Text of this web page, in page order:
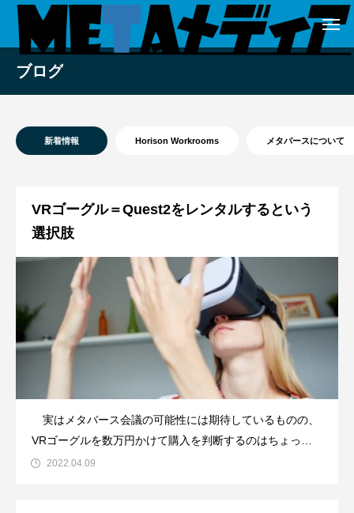
ブログ
新着情報 Horison Workrooms メタバースについて
VRゴーグル＝Quest2をレンタルするという
選択肢
実はメタバース会議の可能性には期待しているものの、
VRゴーグルを数万円かけて購入を判断するのはちょっと
勇気のいる、という気持ちも理解できますよね。そういっ
2022.04.09